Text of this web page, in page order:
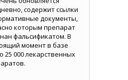
содержит ссылки
документы,
которым препарат
фальсификатом. В
момент в базе
25 000 лекарственных